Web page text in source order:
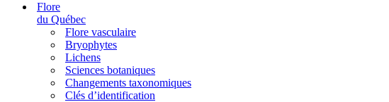
Flore
du Québec
Flore vasculaire
Bryophytes
Lichens
Sciences botaniques
Changements taxonomiques
Clés d’identification